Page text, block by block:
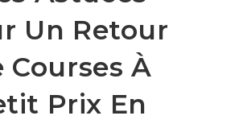
Un Retour
Courses À
Prix En